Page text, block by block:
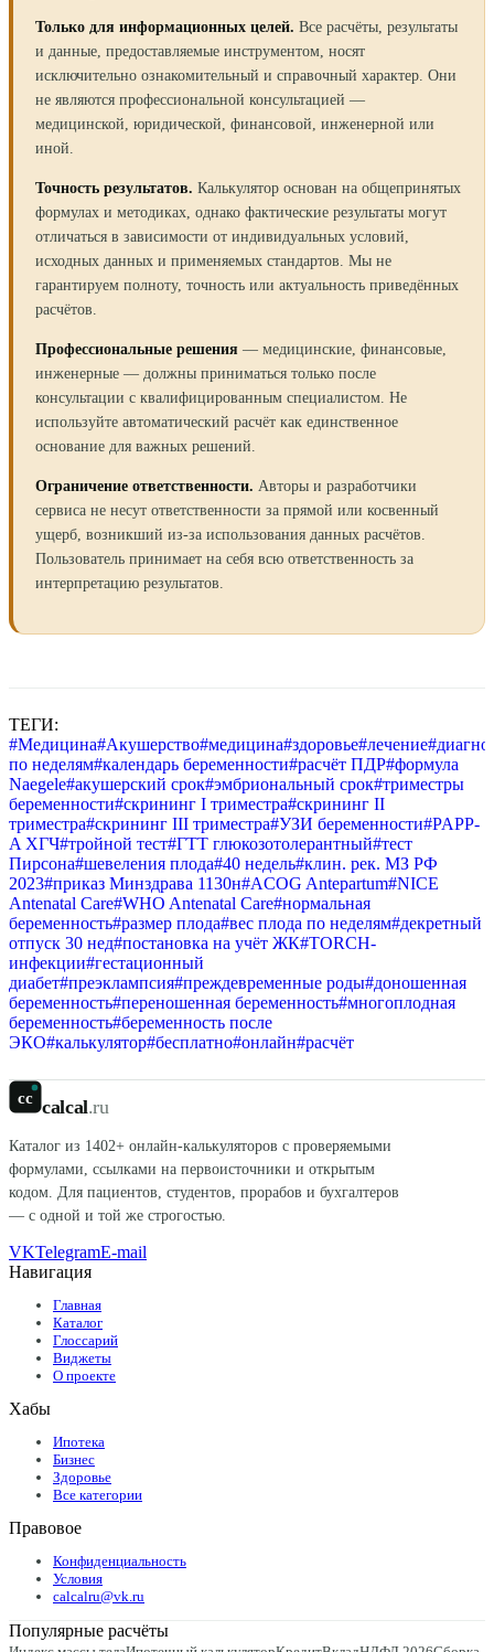
Только для информационных целей. Все расчёты, результаты
и данные, предоставляемые инструментом, носят
исключительно ознакомительный и справочный характер. Они
не являются профессиональной консультацией —
медицинской, юридической, финансовой, инженерной или
иной.
Точность результатов. Калькулятор основан на общепринятых
формулах и методиках, однако фактические результаты могут
отличаться в зависимости от индивидуальных условий,
исходных данных и применяемых стандартов. Мы не
гарантируем полноту, точность или актуальность приведённых
расчётов.
Профессиональные решения — медицинские, финансовые,
инженерные — должны приниматься только после
консультации с квалифицированным специалистом. Не
используйте автоматический расчёт как единственное
основание для важных решений.
Ограничение ответственности. Авторы и разработчики
сервиса не несут ответственности за прямой или косвенный
ущерб, возникший из-за использования данных расчётов.
Пользователь принимает на себя всю ответственность за
интерпретацию результатов.
ТЕГИ:
#Медицина#Акушерство#медицина#здоровье#лечение#
по неделям#календарь беременности#расчёт ПДР#формула
Naegele#акушерский срок#эмбриональный срок#триместры
беременности#скрининг I триместра#скрининг II
триместра#скрининг III триместра#УЗИ беременности#PAPP-
A ХГЧ#тройной тест#ГТТ глюкозотолерантный#тест
Пирсона#шевеления плода#40 недель#клин. рек. МЗ РФ
2023#приказ Минздрава 1130н#ACOG Antepartum#NICE
Antenatal Care#WHO Antenatal Care#нормальная
беременность#размер плода#вес плода по неделям#декретный
отпуск 30 нед#постановка на учёт ЖК#TORCH-
инфекции#гестационный
диабет#преэклампсия#преждевременные роды#доношенная
беременность#переношенная беременность#многоплодная
беременность#беременность после
ЭКО#калькулятор#бесплатно#онлайн#расчёт
cc calcal.ru
Каталог из 1402+ онлайн-калькуляторов с проверяемыми
формулами, ссылками на первоисточники и открытым
кодом. Для пациентов, студентов, прорабов и бухгалтеров
— с одной и той же строгостью.
VKTelegramE-mail
Навигация
Главная
Каталог
Глоссарий
Виджеты
О проекте
Хабы
Ипотека
Бизнес
Здоровье
Все категории
Правовое
Конфиденциальность
Условия
calcalru@vk.ru
Популярные расчёты